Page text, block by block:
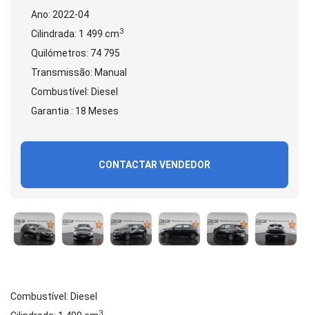
Ano: 2022-04
Cilindrada: 1 499 cm3
Quilómetros: 74 795
Transmissão: Manual
Combustível: Diesel
Garantia : 18 Meses
CONTACTAR VENDEDOR
Combustível: Diesel